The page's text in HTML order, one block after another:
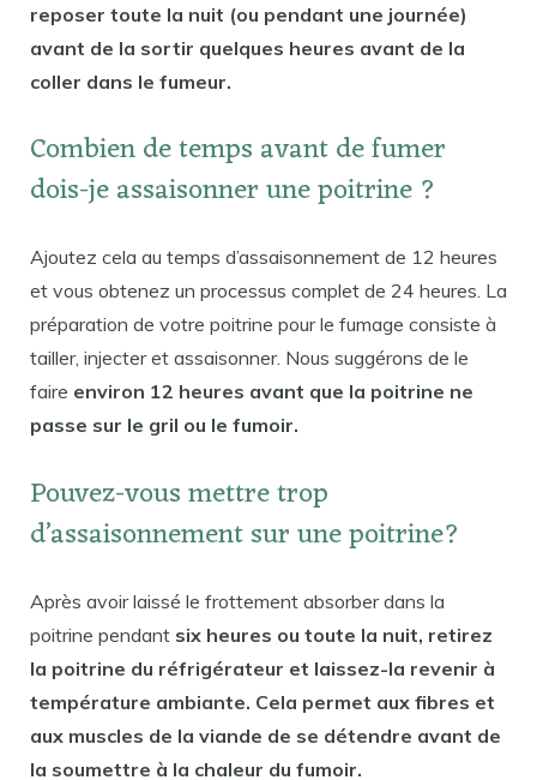
reposer toute la nuit (ou pendant une journée)
avant de la sortir quelques heures avant de la
coller dans le fumeur.
Combien de temps avant de fumer
dois-je assaisonner une poitrine ?
Ajoutez cela au temps d’assaisonnement de 12 heures
et vous obtenez un processus complet de 24 heures. La
préparation de votre poitrine pour le fumage consiste à
tailler, injecter et assaisonner. Nous suggérons de le
faire environ 12 heures avant que la poitrine ne
passe sur le gril ou le fumoir.
Pouvez-vous mettre trop
d’assaisonnement sur une poitrine?
Après avoir laissé le frottement absorber dans la
poitrine pendant six heures ou toute la nuit, retirez
la poitrine du réfrigérateur et laissez-la revenir à
température ambiante. Cela permet aux fibres et
aux muscles de la viande de se détendre avant de
la soumettre à la chaleur du fumoir.